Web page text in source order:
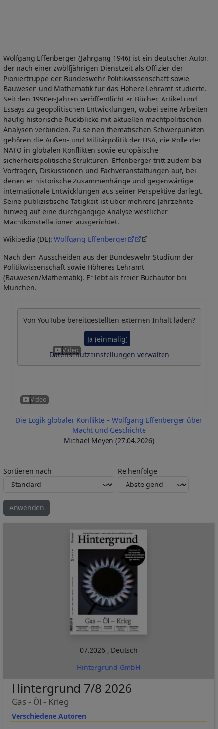
Wolfgang Effenberger (Jahrgang 1946) ist ein deutscher Autor,
der nach einer zwölfjährigen Dienstzeit als Offizier der
Pioniertruppe der Bundeswehr Politikwissenschaft sowie
Bauwesen und Mathematik für das Höhere Lehramt studierte.
Seit den 1990er-Jahren veröffentlicht er Bücher, Artikel und
Essays zu geopolitischen Entwicklungen, wobei seine Arbeiten
häufig historische Rückblicke mit aktuellen machtpolitischen
Analysen verbinden. Zu seinen thematischen Schwerpunkten
gehören die Außen- und Militärpolitik der USA, die Rolle der
NATO in globalen Konflikten sowie europäische
sicherheitspolitische Strukturen. Effenberger tritt zudem bei
Vorträgen, Diskussionen und Fachveranstaltungen auf, bei
denen er historische Zusammenhänge und gegenwärtige
internationale Entwicklungen aus seiner Perspektive darlegt.
Seine publizistische Tätigkeit ist über mehrere Jahrzehnte
hinweg auf eine durchgängige Analyse westlicher
Machtkonstellationen ausgerichtet.
Wikipedia (DE): Wolfgang Effenberger
Nach dem Ausscheiden aus der Bundeswehr Studium der
Politikwissenschaft sowie Höheres Lehramt
(Bauwesen/Mathematik). Er lebt als freier Buchautor bei
München.
Von YouTube bereitgestellten externen Inhalt laden?
Ja (einmalig)
Datenschutzeinstellungen verwalten
Die Logik globaler Konflikte – Wolfgang Effenberger über
Macht und Geschichte
Michael Meyen (27.04.2026)
Sortieren nach Reihenfolge
07.2026 , Deutsch
Hintergrund GmbH
Verschiedene Autoren
Hintergrund 7/8 2026
Gas - Öl - Krieg